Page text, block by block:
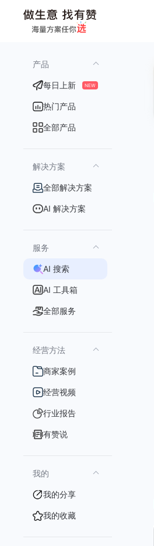
产品
每日上新 NEW
热门产品
全部产品
解决方案
全部解决方案
AI 解决方案
服务
AI 搜索
AI 工具箱
全部服务
经营方法
商家案例
经营视频
行业报告
有赞说
我的
我的分享
我的收藏